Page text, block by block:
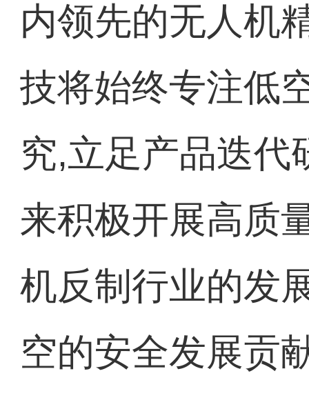
内领先的无人机
技将始终专注低
究,立足产品迭代
来积极开展高质
机反制行业的发
空的安全发展贡